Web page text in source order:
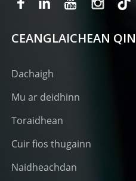
CEANGLAICHEAN
Dachaigh
Mu ar deidhinn
Toraidhean
Cuir fios thugainn
Naidheachdan